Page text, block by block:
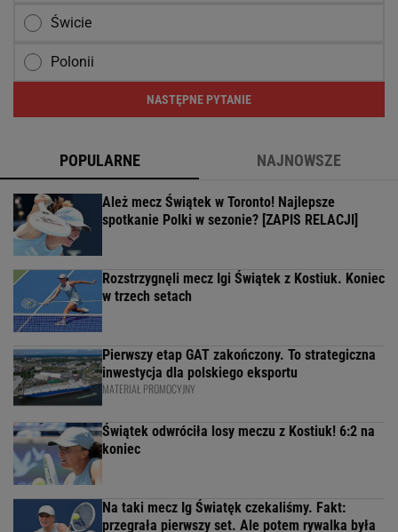
Świcie
Polonii
NASTĘPNE PYTANIE
POPULARNE NAJNOWSZE
Ależ mecz Świątek w Toronto! Najlepsze
spotkanie Polki w sezonie? [ZAPIS RELACJI]
Rozstrzygnęli mecz Igi Świątek z Kostiuk. Koniec
w trzech setach
Pierwszy etap GAT zakończony. To strategiczna
inwestycja dla polskiego eksportu
MATERIAŁ PROMOCYJNY
Świątek odwróciła losy meczu z Kostiuk! 6:2 na
koniec
Na taki mecz Ig Światęk czekaliśmy. Fakt:
przegrała pierwszy set. Ale potem rywalka była